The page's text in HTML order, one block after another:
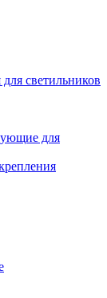
светильников
для